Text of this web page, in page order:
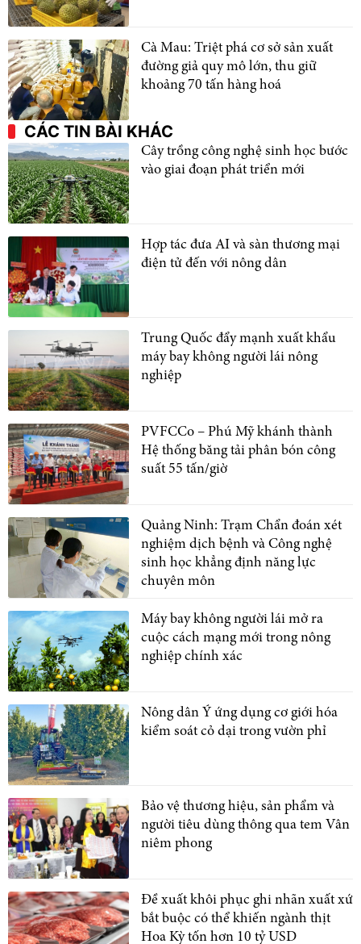
Cà Mau: Triệt phá cơ sở sản xuất
đường giả quy mô lớn, thu giữ
khoảng 70 tấn hàng hoá
CÁC TIN BÀI KHÁC
Cây trồng công nghệ sinh học bước
vào giai đoạn phát triển mới
Hợp tác đưa AI và sàn thương mại
điện tử đến với nông dân
Trung Quốc đẩy mạnh xuất khẩu
máy bay không người lái nông
nghiệp
PVFCCo – Phú Mỹ khánh thành
Hệ thống băng tải phân bón công
suất 55 tấn/giờ
Quảng Ninh: Trạm Chẩn đoán xét
nghiệm dịch bệnh và Công nghệ
sinh học khẳng định năng lực
chuyên môn
Máy bay không người lái mở ra
cuộc cách mạng mới trong nông
nghiệp chính xác
Nông dân Ý ứng dụng cơ giới hóa
kiểm soát cỏ dại trong vườn phỉ
Bảo vệ thương hiệu, sản phẩm và
người tiêu dùng thông qua tem Vân
niêm phong
Đề xuất khôi phục ghi nhãn xuất xứ
bắt buộc có thể khiến ngành thịt
Hoa Kỳ tốn hơn 10 tỷ USD